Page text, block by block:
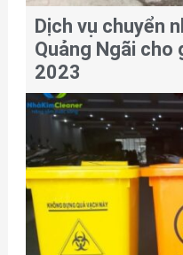
Dịch vụ chuyển
Quảng Ngãi cho
2023